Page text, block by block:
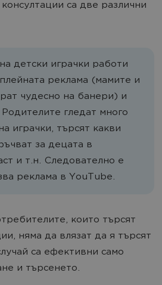
са две различни
детски играчки работи
реклама (мамите и
чудесно на банери) и
гледат много
играчки, търсят какви
за децата в
и т.н. Следователно е
реклама в YouTube.
които търсят
няма да влязат да я търсят
са ефективни само
и търсенето.